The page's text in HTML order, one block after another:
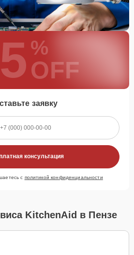
%
OFF
заявку
консультация
с политикой конфиденциальности
KitchenAid в Пензе